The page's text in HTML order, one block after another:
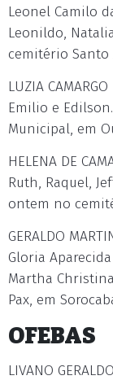
Leonel Camilo
Leonildo,
cemitério Santo
LUZIA
Emilio e
Municipal, em
HELENA DE
Ruth, Raquel,
ontem no
GERALDO
Gloria
Martha
Pax, em
OFEBAS
LIVANO